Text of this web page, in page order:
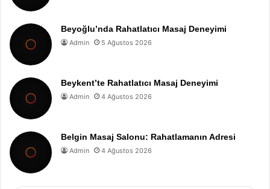
Beyoğlu’nda Rahatlatıcı Masaj Deneyimi
Admin 5 Ağustos 2026
Beykent’te Rahatlatıcı Masaj Deneyimi
Admin 4 Ağustos 2026
Belgin Masaj Salonu: Rahatlamanın Adresi
Admin 4 Ağustos 2026